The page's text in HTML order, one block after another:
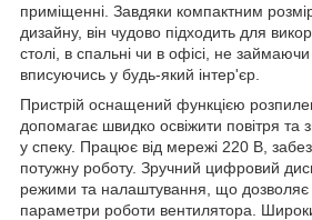
приміщенні. Завдяки компактним
дизайну, він чудово підходить для
столі, в спальні чи в офісі, не
вписуючись у будь-який інтер'єр.
Пристрій оснащений функцією
допомагає швидко освіжити повітря та
у спеку. Працює від мережі 220 В,
потужну роботу. Зручний цифровий
режими та налаштування, що дозволяє
параметри роботи вентилятора.